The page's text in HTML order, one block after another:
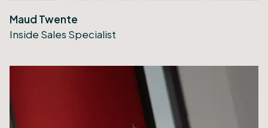
Maud Twente
Inside Sales Specialist